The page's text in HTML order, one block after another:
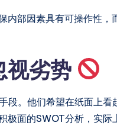
内部因素具有可操作性
视劣势
段。他们希望在纸面上
面的SWOT分析，实际